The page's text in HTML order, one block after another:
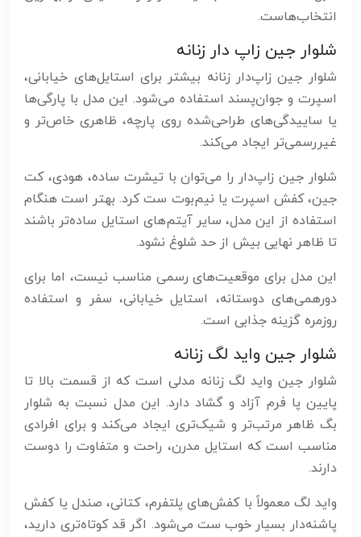
انتخاب‌هاست.
شلوار جین زاپ‌ دار زنانه
شلوار جین زاپ‌دار زنانه بیشتر برای استایل‌های خیابانی،
اسپرت و جوان‌پسند استفاده می‌شود. این مدل با پارگی‌ها
یا ساییدگی‌های طراحی‌شده روی پارچه، ظاهری خاص‌تر و
غیررسمی‌تر ایجاد می‌کند.
شلوار جین زاپ‌دار را می‌توان با تیشرت ساده، هودی، کت
جین، کفش اسپرت یا نیم‌بوت ست کرد. بهتر است هنگام
استفاده از این مدل، سایر آیتم‌های استایل ساده‌تر باشند
تا ظاهر نهایی بیش از حد شلوغ نشود.
این مدل برای موقعیت‌های رسمی مناسب نیست، اما برای
دورهمی‌های دوستانه، استایل خیابانی، سفر و استفاده
روزمره گزینه جذابی است.
شلوار جین واید لگ زنانه
شلوار جین واید لگ زنانه مدلی است که از قسمت بالا تا
پایین پا فرم آزاد و گشاد دارد. این مدل نسبت به شلوار
بگ ظاهر مرتب‌تر و شیک‌تری ایجاد می‌کند و برای افرادی
مناسب است که استایل مدرن، راحت و متفاوت را دوست
دارند.
واید لگ معمولاً با کفش‌های پلتفرم، کتانی، صندل یا کفش
پاشنه‌دار بسیار خوب ست می‌شود. اگر قد کوتاه‌تری دارید،